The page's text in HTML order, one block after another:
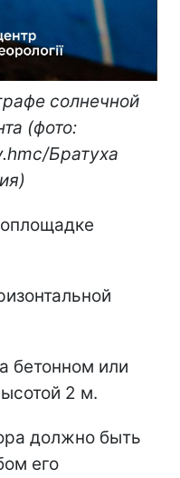
солнечной
(фото:
Братуха
бетонном или
2 м.
должно быть
его